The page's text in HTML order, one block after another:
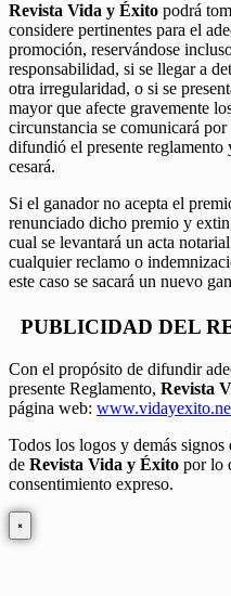
Revista Vida y Éxito podrá
considere pertinentes para el
promoción, reservándose
responsabilidad, si se llegar a
otra irregularidad, o si se
mayor que afecte gravemente
circunstancia se comunicará
difundió el presente reglamento
cesará.
Si el ganador no acepta el
renunciado dicho premio y
cual se levantará un acta
cualquier reclamo o
este caso se sacará un nuevo
PUBLICIDAD DEL
Con el propósito de difundir
presente Reglamento, Revista
página web:
Todos los logos y demás
de Revista Vida y Éxito por lo
consentimiento expreso.
×